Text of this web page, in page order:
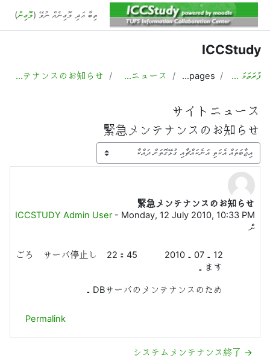
މައިކޮންޓެންޓަށް ސްކިޕްކޮށްލާ
ތިބާ އަދި ލޮގިނެއް ނުވޭ (ލޮގިން)
ICCStudy
ފުރަތަމަ ޞަފުޙާ Site pages
サイトニュース
緊急メンテナンスのお知らせ
サイトニュース
緊急メンテナンスのお知らせ
ދައްކާ މޯޑު
緊急メンテナンスのお知らせ
ICCSTUDY Admin User- Monday, 12 July 2010, 10:33 PM
ން
Number of replies: 0
2010．07．12 22：45 ごろ サーバ停止し
ます．
DBサーバのメンテナンスのため．
Permalink
→ システムメンテナンス終了